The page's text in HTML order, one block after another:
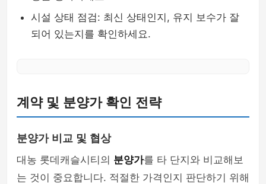
시설 상태 점검: 최신 상태인지, 유지 보수가 잘
되어 있는지를 확인하세요.
계약 및 분양가 확인 전략
분양가 비교 및 협상
대농 롯데캐슬시티의 분양가를 타 단지와 비교해보
는 것이 중요합니다. 적절한 가격인지 판단하기 위해